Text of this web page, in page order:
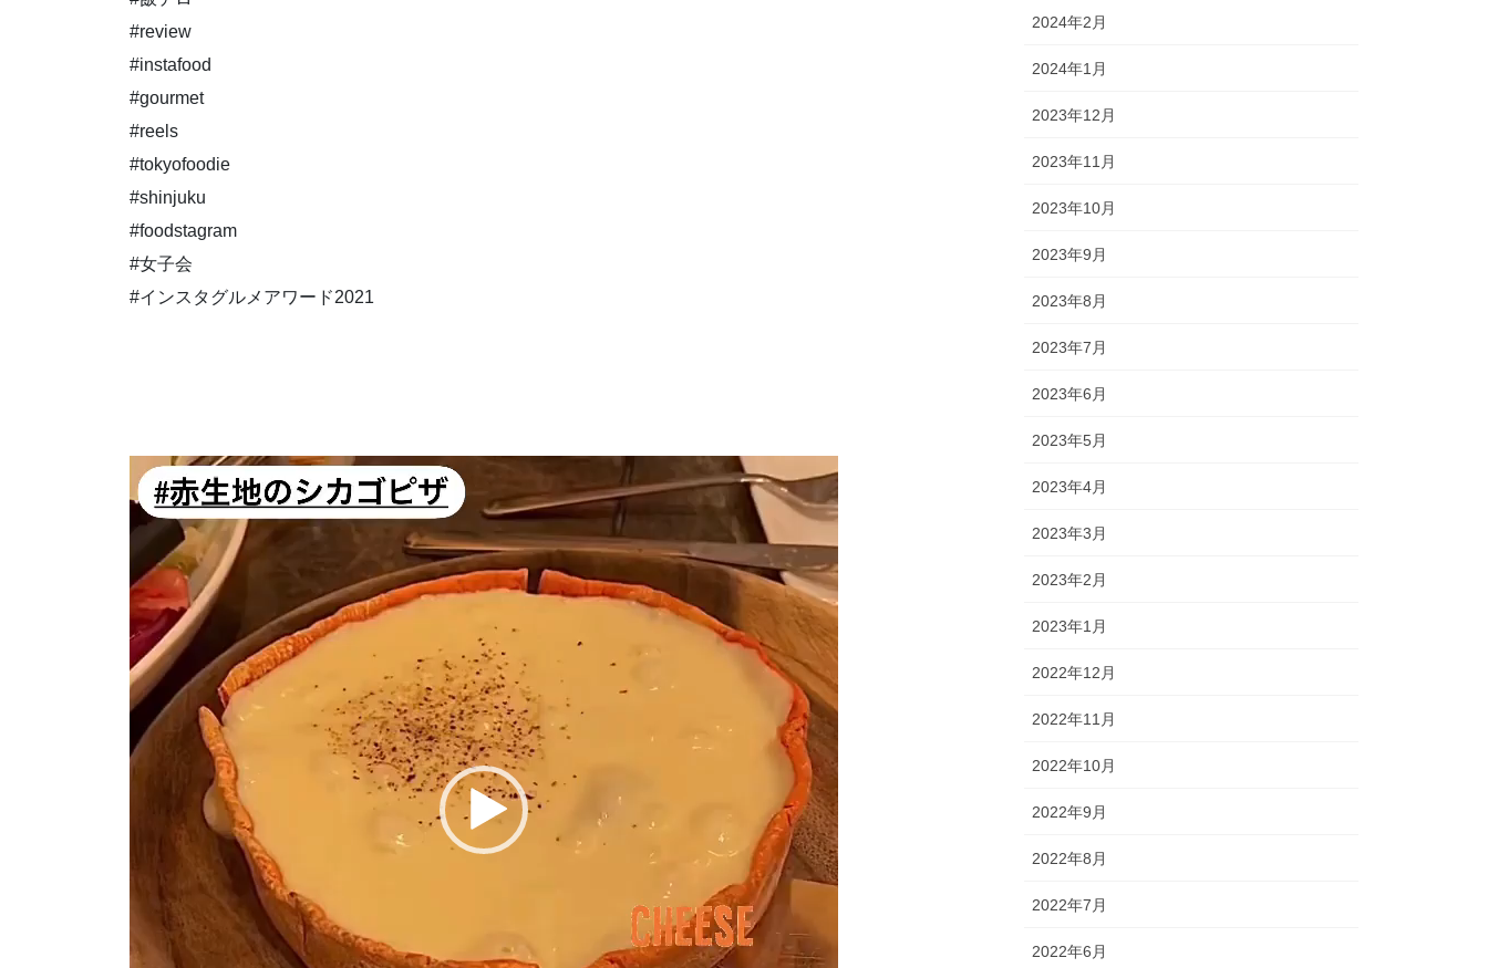
#review
#instafood
#gourmet
#reels
#tokyofoodie
#shinjuku
#foodstagram
#女子会
#インスタグルメアワード2021
動
画
プ
ー
ヤ
ー
2024年2月
2024年1月
2023年12月
2023年11月
2023年10月
2023年9月
2023年8月
2023年7月
2023年6月
2023年5月
2023年4月
2023年3月
2023年2月
2023年1月
2022年12月
2022年11月
2022年10月
2022年9月
2022年8月
2022年7月
2022年6月